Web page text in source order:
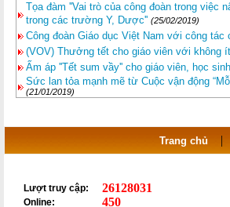
Tọa đàm ''Vai trò của công đoàn trong việc
trong các trường Y, Dược'' (25/02/2019)
Công đoàn Giáo dục Việt Nam với công
(VOV) Thưởng tết cho giáo viên với không
Ấm áp ''Tết sum vầy'' cho giáo viên, học
Sức lan tỏa mạnh mẽ từ Cuộc vận động
(21/01/2019)
Trang chủ |
Lượt truy cập: 26128031
Online: 450